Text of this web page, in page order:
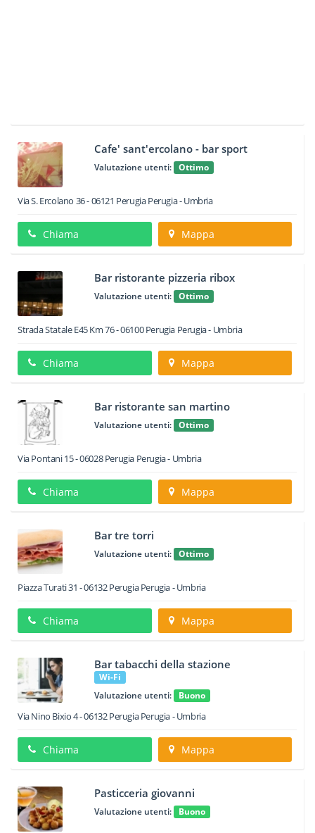
Cafe' sant'ercolano - bar sport
Valutazione utenti: Ottimo
Via S. Ercolano 36-06121 PerugiaPerugia -Umbria
Chiama Mappa
Bar ristorante pizzeria ribox
Valutazione utenti: Ottimo
Strada Statale E45 Km 76-06100 Perugia Perugia - Umbria
Chiama Mappa
Bar ristorante san martino
Valutazione utenti: Ottimo
Via Pontani 15-06028 Perugia Perugia - Umbria
Chiama Mappa
Bar tre torri
Valutazione utenti: Ottimo
Piazza Turati 31 -06132PerugiaPerugia -Umbria
Chiama Mappa
Bar tabacchi della stazione
Wi-Fi
Valutazione utenti:
Buono
Via Nino Bixio 4-06132PerugiaPerugia -Umbria
Chiama Mappa
Pasticceria giovanni
Valutazione utenti: Buono